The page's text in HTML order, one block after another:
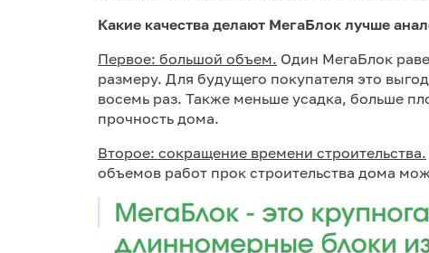
Какие качества делают МегаБлок лучше
Первое: большой объем. Один МегаБлок
размеру. Для будущего покупателя это
восемь раз. Также меньше усадка, больше
прочность дома.
Второе: сокращение времени строительства.
объемов работ прок строительства дома